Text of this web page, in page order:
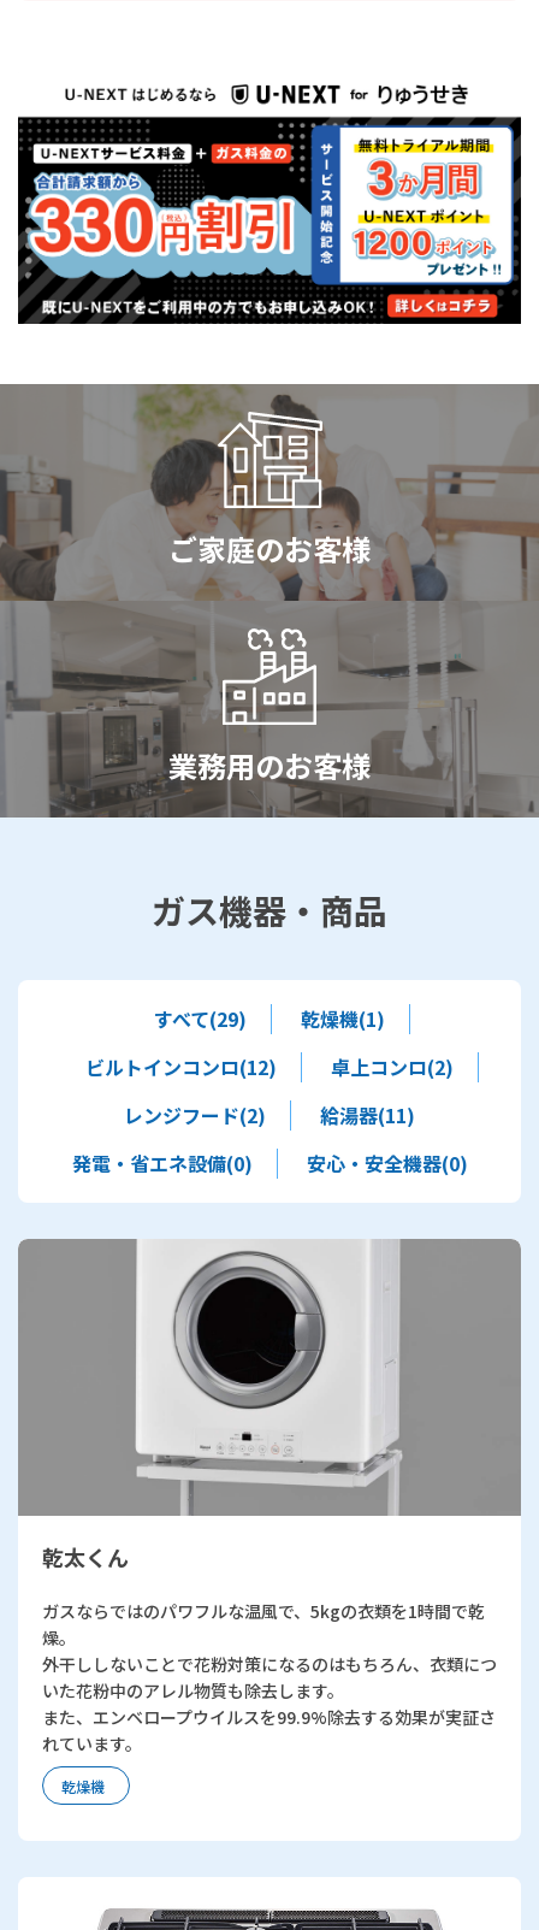
ご家庭のお客様
業務用のお客様
ガス機器・商品
すべて(29)
乾燥機(1)
ビルトインコンロ(12)
卓上コンロ(2)
レンジフード(2)
給湯器(11)
発電・省エネ設備(0)
安心・安全機器(0)
乾太くん
ガスならではのパワフルな温風で、5kgの衣類を1時間で乾
燥。
外干ししないことで花粉対策になるのはもちろん、衣類につ
いた花粉中のアレル物質も除去します。
また、エンベロープウイルスを99.9%除去する効果が実証さ
れています。
乾燥機